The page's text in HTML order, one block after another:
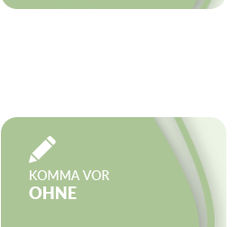
Jetzt lesen